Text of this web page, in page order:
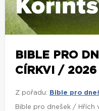
BIBLE PRO
CÍRKVI /
Z pořadu: Bible pro
Bible pro dnešek /